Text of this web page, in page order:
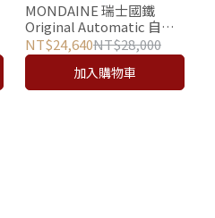
MONDAINE 瑞士國鐵
Original Automatic 自動
機械錶 - 41mm /
4161BLBV
NT$24,640NT$28,000
加入購物車